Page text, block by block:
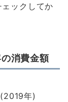
ックしてか
消費金額